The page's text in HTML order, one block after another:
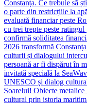
Constanța. Ce trebuie să
o parte din restricțiile la
evaluată financiar peste
cu trei trepte peste
confirmă soliditatea
2026 transformă
culturii și dialogului
persoană ar fi dispărut în
invitată specială la
UNESCO și dialog
Soarelui! Obiecte metalice
cultural prin istoria